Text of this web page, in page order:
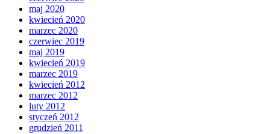
maj 2020
kwiecień 2020
marzec 2020
czerwiec 2019
maj 2019
kwiecień 2019
marzec 2019
kwiecień 2012
marzec 2012
luty 2012
styczeń 2012
grudzień 2011